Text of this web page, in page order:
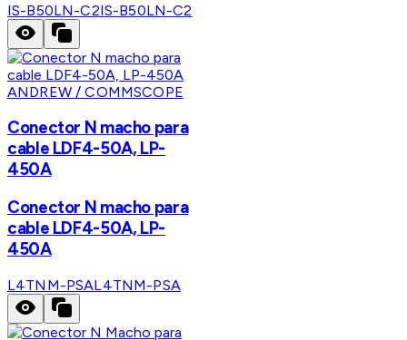
IS-B50LN-C2IS-B50LN-C2
ANDREW / COMMSCOPE
Conector N macho para
cable LDF4-50A, LP-
450A
Conector N macho para
cable LDF4-50A, LP-
450A
L4TNM-PSAL4TNM-PSA